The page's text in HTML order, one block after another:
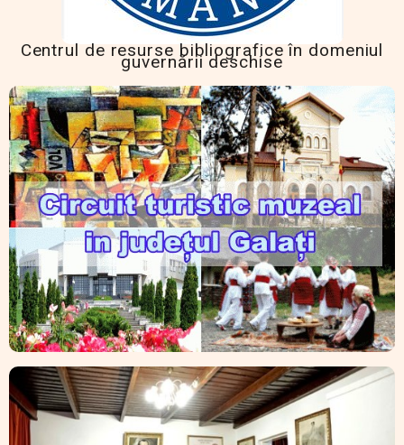
Centrul de resurse bibliografice în domeniul
guvernării deschise